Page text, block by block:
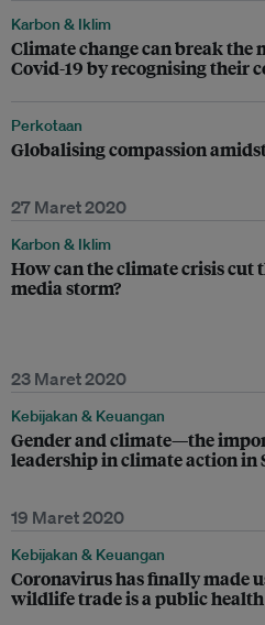
Karbon & Iklim
Climate change can break the
Covid-19 by recognising their
Perkotaan
Globalising compassion
27 Maret 2020
Karbon & Iklim
How can the climate crisis cut
media storm?
23 Maret 2020
Kebijakan & Keuangan
Gender and climate—the
leadership in climate action in
19 Maret 2020
Kebijakan & Keuangan
Coronavirus has finally made
wildlife trade is a public health